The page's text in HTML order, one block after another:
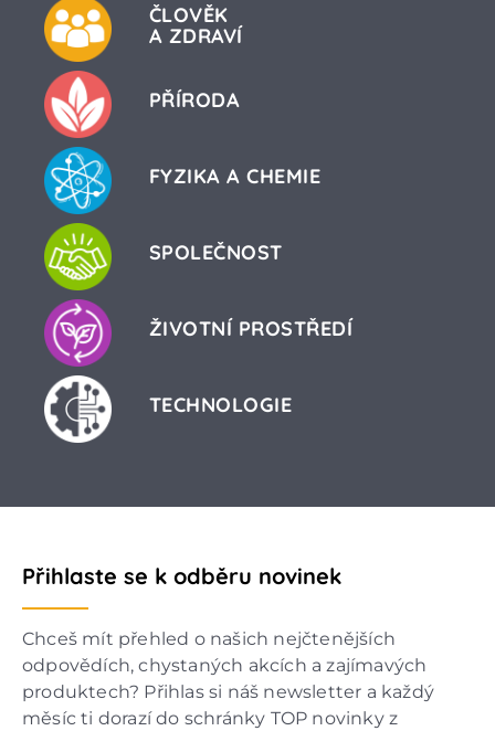
ČLOVĚK
A ZDRAVÍ
PŘÍRODA
FYZIKA A CHEMIE
SPOLEČNOST
ŽIVOTNÍ PROSTŘEDÍ
TECHNOLOGIE
Přihlaste se k odběru novinek
Chceš mít přehled o našich nejčtenějších
odpovědích, chystaných akcích a zajímavých
produktech? Přihlas si náš newsletter a každý
měsíc ti dorazí do schránky TOP novinky z